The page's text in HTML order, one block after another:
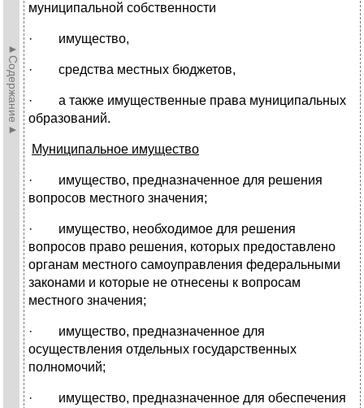
►Содержание►
муниципальной собственности
· имущество,
· средства местных бюджетов,
· а также имущественные права муниципальных
образований.
Муниципальное имущество
· имущество, предназначенное для решения
вопросов местного значения;
· имущество, необходимое для решения
вопросов право решения, которых предоставлено
органам местного самоуправления федеральными
законами и которые не отнесены к вопросам
местного значения;
· имущество, предназначенное для
осуществления отдельных государственных
полномочий;
· имущество, предназначенное для обеспечения